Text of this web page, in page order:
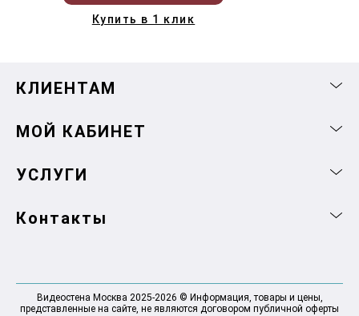
Купить в 1 клик
КЛИЕНТАМ
МОЙ КАБИНЕТ
УСЛУГИ
Контакты
Видеостена Москва 2025-2026 © Информация, товары и цены,
представленные на сайте, не являются договором публичной оферты